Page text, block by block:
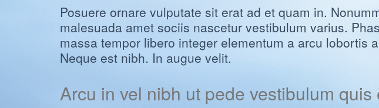
Posuere ornare vulputate sit erat ad et quam in.
malesuada amet sociis nascetur vestibulum varius.
massa tempor libero integer elementum a arcu lobortis
Neque est nibh. In augue velit.
Arcu in vel nibh ut pede vestibulum quis